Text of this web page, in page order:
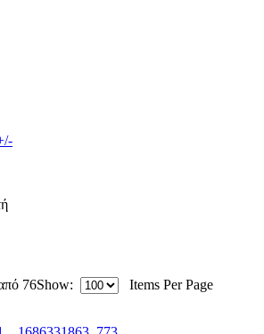
76Show: Items Per Page